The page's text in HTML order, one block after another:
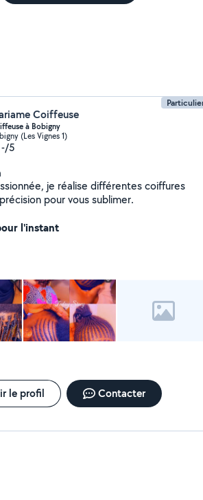
Coiffeuse
à Bobigny
(Les Vignes 1)
-/5
je réalise différentes coiffures
pour vous sublimer.
l'instant
le profil Contacter